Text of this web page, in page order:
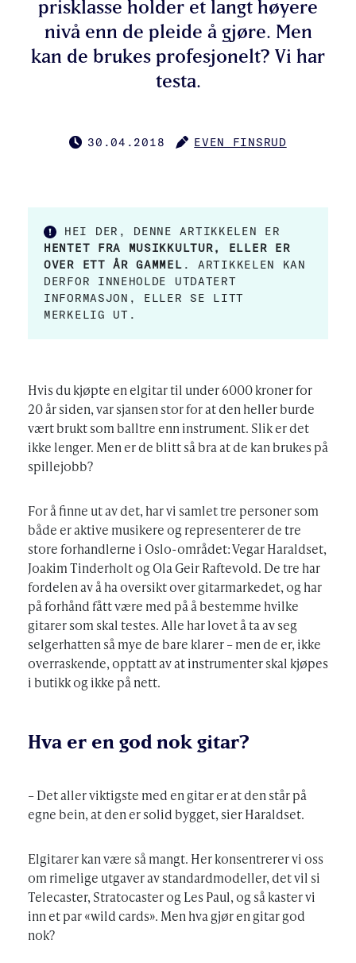
prisklasse holder et langt høyere
nivå enn de pleide å gjøre. Men
kan de brukes profesjonelt? Vi har
testa.
PUBLISERT
30.04.2018
FORFATTER
EVEN FINSRUD
HEI DER, DENNE ARTIKKELEN ER
HENTET FRA MUSIKKULTUR, ELLER ER
OVER ETT ÅR GAMMEL . ARTIKKELEN KAN
DERFOR INNEHOLDE UTDATERT
INFORMASJON, ELLER SE LITT
MERKELIG UT.
Hvis du kjøpte en elgitar til under 6000 kroner for
20 år siden, var sjansen stor for at den heller burde
vært brukt som balltre enn instrument. Slik er det
ikke lenger. Men er de blitt så bra at de kan brukes på
spillejobb?
For å finne ut av det, har vi samlet tre personer som
både er aktive musikere og representerer de tre
store forhandlerne i Oslo-området: Vegar Haraldset,
Joakim Tinderholt og Ola Geir Raftevold. De tre har
fordelen av å ha oversikt over gitarmarkedet, og har
på forhånd fått være med på å bestemme hvilke
gitarer som skal testes. Alle har lovet å ta av seg
selgerhatten så mye de bare klarer – men de er, ikke
overraskende, opptatt av at instrumenter skal kjøpes
i butikk og ikke på nett.
Hva er en god nok gitar?
– Det aller viktigste med en gitar er at den står på
egne bein, at den er solid bygget, sier Haraldset.
Elgitarer kan være så mangt. Her konsentrerer vi oss
om rimelige utgaver av standardmodeller, det vil si
Telecaster, Stratocaster og Les Paul, og så kaster vi
inn et par «wild cards». Men hva gjør en gitar god
nok?